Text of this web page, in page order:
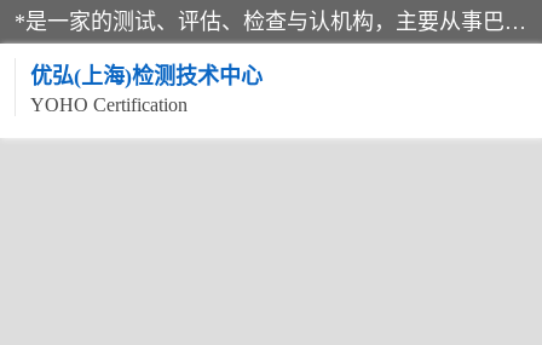
*是一家的测试、评估、检查与认机构，主要从事巴西NR10认证、NR12认证、NR13认证；ANATEL认证、INMTRO认证，欧盟CE认证：MD认证，PED认证，MID认证，ATEX认证，德国蓝色天使认证。
优弘(上海)检测技术中心
YOHO Certification